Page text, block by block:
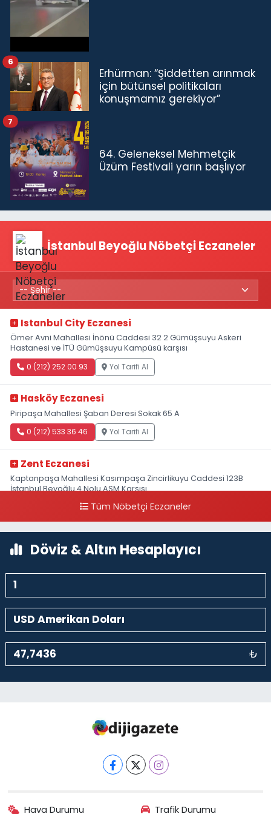
Erhürman: “Şiddetten arınmak
için bütünsel politikaları
konuşmamız gerekiyor”
6
64. Geleneksel Mehmetçik
Üzüm Festivali yarın başlıyor
7
İstanbul Beyoğlu Nöbetçi Eczaneler
Istanbul City Eczanesi
Ömer Avni Mahallesi İnönü Caddesi 32 2 Gümüşsuyu Askeri
Hastanesi ve İTÜ Gümüşsuyu Kampüsü karşısı
0 (212) 252 00 93 Yol Tarifi Al
Hasköy Eczanesi
Piripaşa Mahallesi Şaban Deresi Sokak 65 A
0 (212) 533 36 46 Yol Tarifi Al
Zent Eczanesi
Kaptanpaşa Mahallesi Kasımpaşa Zincirlikuyu Caddesi 123B
İstanbul Beyoğlu 4 Nolu ASM Karşısı
0 (212) 297 96 92 Yol Tarifi Al
Tüm Nöbetçi Eczaneler
Döviz & Altın Hesaplayıcı
₺
Hava Durumu Trafik Durumu